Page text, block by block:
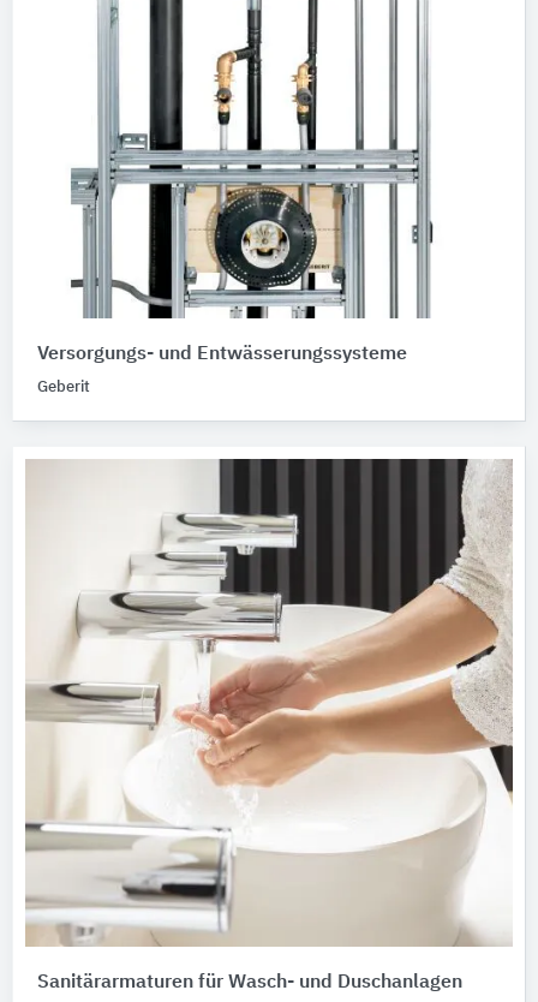
Versorgungs- und Entwässerungssysteme
Geberit
Sanitärarmaturen für Wasch- und Duschanlagen